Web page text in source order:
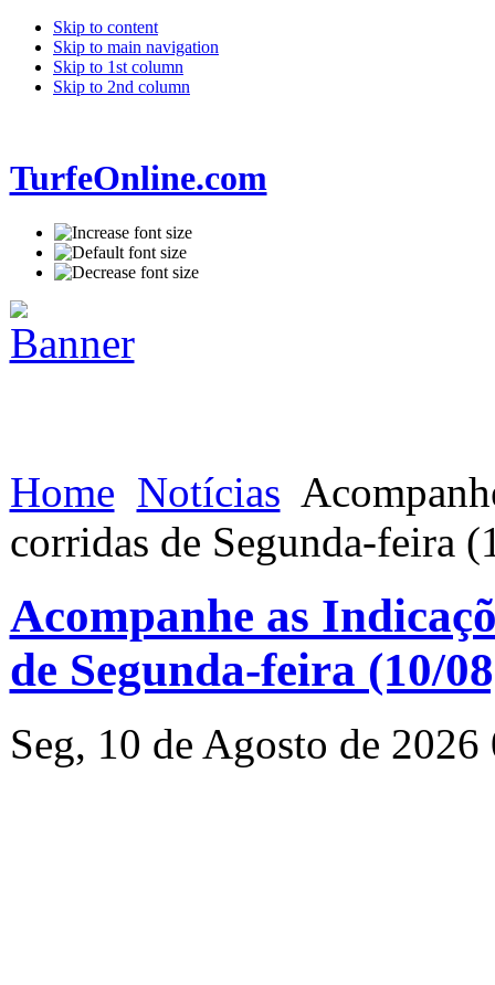
Skip to content
Skip to main navigation
Skip to 1st column
Skip to 2nd column
TurfeOnline.com
Home Notícias
corridas de Segunda-feira
Acompanhe as
de Segunda-feira (10/
Seg, 10 de Agosto de 2026